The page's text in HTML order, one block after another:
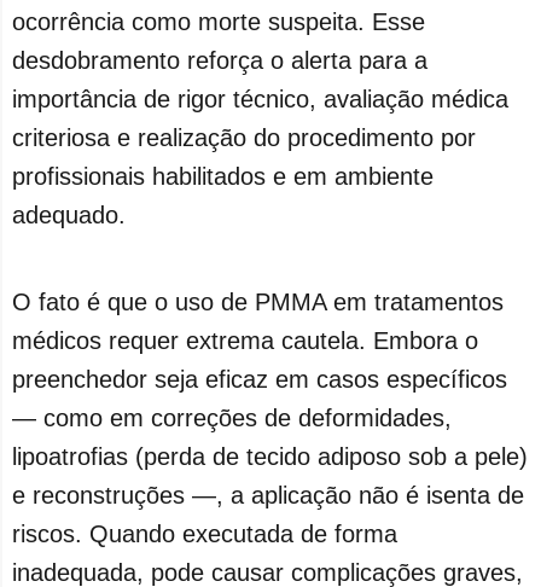
ocorrência como morte suspeita. Esse
desdobramento reforça o alerta para a
importância de rigor técnico, avaliação médica
criteriosa e realização do procedimento por
profissionais habilitados e em ambiente
adequado.
O fato é que o uso de PMMA em tratamentos
médicos requer extrema cautela. Embora o
preenchedor seja eficaz em casos específicos
— como em correções de deformidades,
lipoatrofias (perda de tecido adiposo sob a pele)
e reconstruções —, a aplicação não é isenta de
riscos. Quando executada de forma
inadequada, pode causar complicações graves,